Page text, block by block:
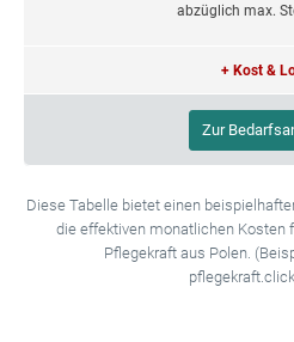
abzüglich max.
+ Kost &
Zur
Diese Tabelle bietet einen
die effektiven monatlichen Kosten
Pflegekraft aus Polen.